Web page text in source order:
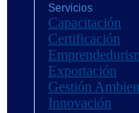
Servicios
Capacitación
Certificación
Exportación
Gestión
Innovación